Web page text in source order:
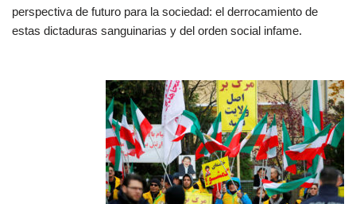
perspectiva de futuro para la sociedad: el derrocamiento de
estas dictaduras sanguinarias y del orden social infame.